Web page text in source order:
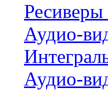
Аудио-
Аудио-